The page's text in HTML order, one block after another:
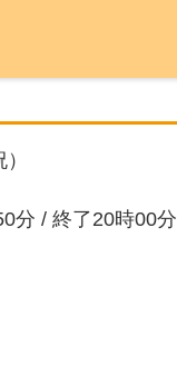
分 / 終了20時00分